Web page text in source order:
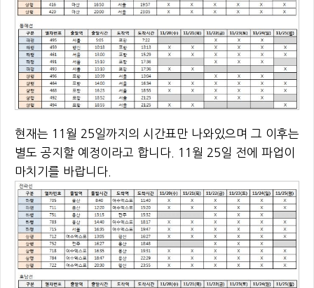
현재는 11월 25일까지의 시간표만 나와있으며 그 이후는
별도 공지할 예정이라고 합니다. 11월 25일 전에 파업이
마치기를 바랍니다.